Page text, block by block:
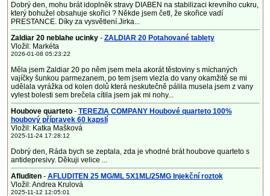
Dobrý den, mohu brát idoplněk stravy DIABEN na stabilizaci krevního cukru,
který bohužel obsahuje skořici ? Někde jsem četl, že skořice vadí
PRESTANCE. Díky za vysvětlení.Jirka...
Zaldiar 20 neblahe ucinky- ZALDIAR 20 Potahované tablety
Vložil: Markéta
2026-01-08 05:23:22
Měla jsem Zaldiar 20 po něm jsem mela akorát těstoviny s míchaných
vajíčky šunkou parmezanem, po tem jsem vlezla do vany okamžitě se mi
udělala vyrážka od kolen dolů která neskutečně pálila musela jsem z vany
vylest bolesti sem brečela cítila jsem jak mi nohy...
Houbove quarteto- TEREZIA COMPANY Houbové quarteto 100%
houbový přípravek 60 kapslí
Vložil: Katka Mašková
2025-11-24 17:28:12
Dobrý den, Ráda bych se zeptala, zda je vhodné brát houbove quarteto s
antidepresivy. Děkuji velice ...
Afluditen- AFLUDITEN 25 MG/ML 5X1ML/25MG Injekční roztok
Vložil: Andrea Krulová
2025-11-12 12:05:01